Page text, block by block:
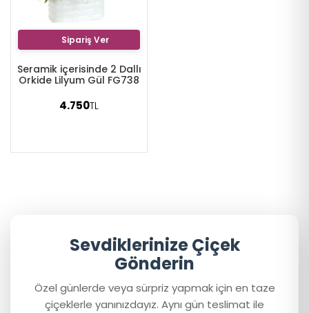
Sipariş Ver
Seramik içerisinde 2 Dallı
Orkide Lilyum Gül FG738
4.750TL
Sevdiklerinize Çiçek
Gönderin
Özel günlerde veya sürpriz yapmak için en taze
çiçeklerle yanınızdayız. Aynı gün teslimat ile